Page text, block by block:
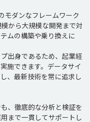
ダンなフレームワーク
から大規模な開発まで対
ムの構築や乗り換えに
出身であるため、起業経
施できます。データサイ
、最新技術を常に追求し
、徹底的な分析と検証を
まで一貫してサポートし